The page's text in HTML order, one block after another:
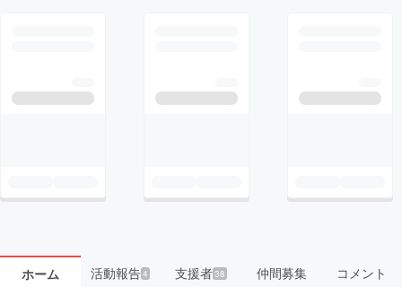
ホーム 活動報告4 支援者38 仲間募集 コメント